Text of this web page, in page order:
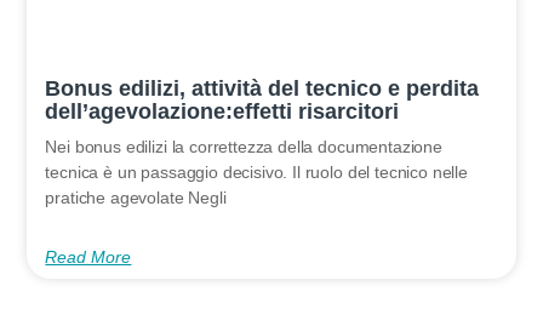
Bonus edilizi, attività del tecnico e perdita
dell’agevolazione:effetti risarcitori
Nei bonus edilizi la correttezza della documentazione
tecnica è un passaggio decisivo. Il ruolo del tecnico nelle
pratiche agevolate Negli
Read More